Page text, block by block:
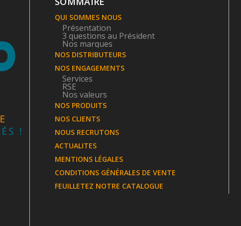
QUI SOMMES NOUS
Présentation
3 questions au Président
Nos marques
NOS DISTRIBUTEURS
NOS ENGAGEMENTS
Services
RSE
Nos valeurs
NOS PRODUITS
NOS CLIENTS
NOUS RECRUTONS
ACTUALITES
MENTIONS LÉGALES
CONDITIONS GÉNÉRALES DE VENTE
FEUILLETEZ NOTRE CATALOGUE